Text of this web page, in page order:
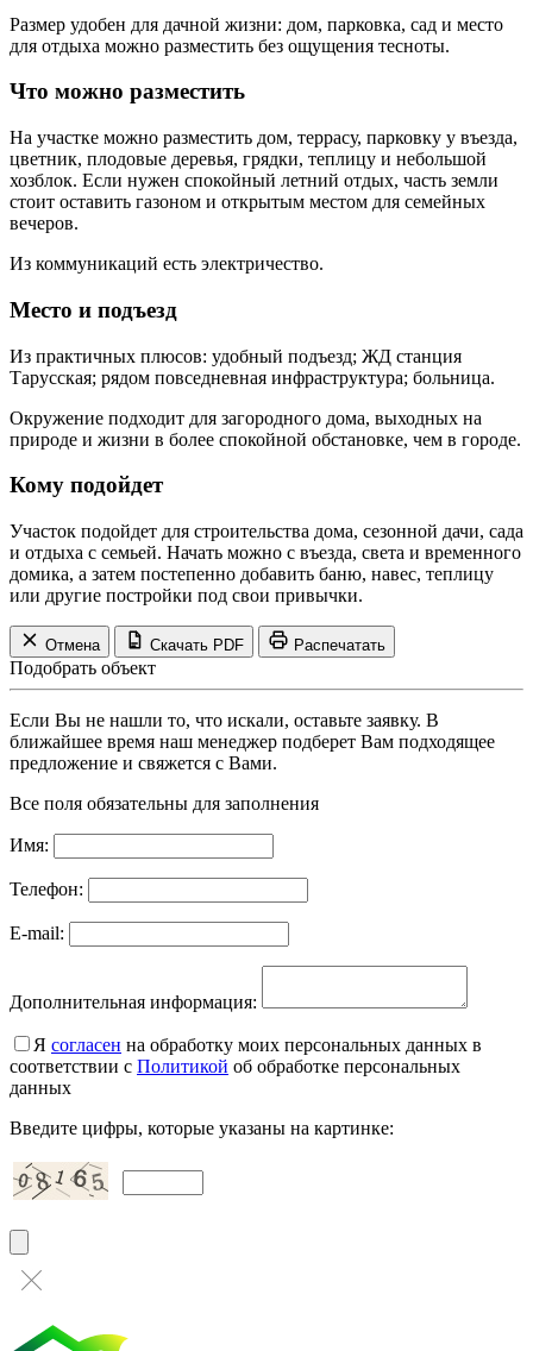
Размер удобен для дачной жизни: дом, парковка, сад и место
для отдыха можно разместить без ощущения тесноты.
Что можно разместить
На участке можно разместить дом, террасу, парковку у въезда,
цветник, плодовые деревья, грядки, теплицу и небольшой
хозблок. Если нужен спокойный летний отдых, часть земли
стоит оставить газоном и открытым местом для семейных
вечеров.
Из коммуникаций есть электричество.
Место и подъезд
Из практичных плюсов: удобный подъезд; ЖД станция
Тарусская; рядом повседневная инфраструктура; больница.
Окружение подходит для загородного дома, выходных на
природе и жизни в более спокойной обстановке, чем в городе.
Кому подойдет
Участок подойдет для строительства дома, сезонной дачи, сада
и отдыха с семьей. Начать можно с въезда, света и временного
домика, а затем постепенно добавить баню, навес, теплицу
или другие постройки под свои привычки.
Отмена Скачать PDF Распечатать
Подобрать объект
Если Вы не нашли то, что искали, оставьте заявку. В
ближайшее время наш менеджер подберет Вам подходящее
предложение и свяжется с Вами.
Все поля обязательны для заполнения
Имя:
Телефон:
E-mail:
Дополнительная информация:
Я согласен на обработку моих персональных данных в
соответствии с Политикой об обработке персональных
данных
Введите цифры, которые указаны на картинке: